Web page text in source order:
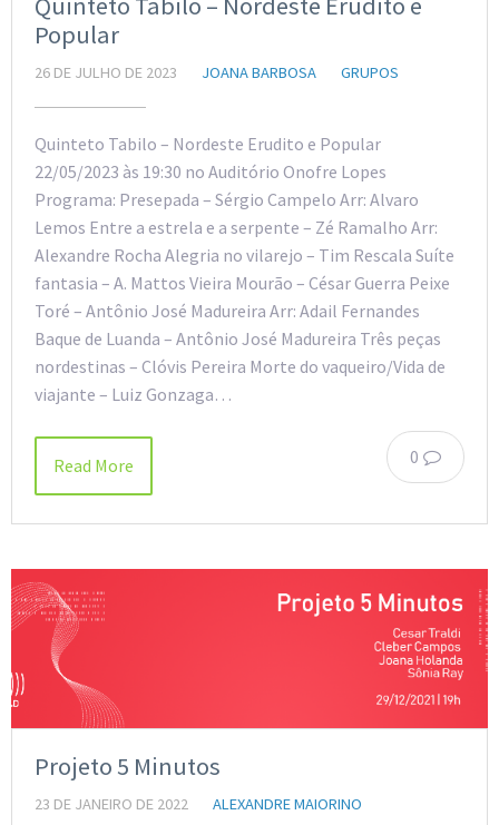
Popular
26 DE JULHO DE 2023 JOANA BARBOSA GRUPOS
Quinteto Tabilo – Nordeste Erudito e Popular
22/05/2023 às 19:30 no Auditório Onofre Lopes
Programa: Presepada – Sérgio Campelo Arr: Alvaro
Lemos Entre a estrela e a serpente – Zé Ramalho Arr:
Alexandre Rocha Alegria no vilarejo – Tim Rescala Suíte
fantasia – A. Mattos Vieira Mourão – César Guerra Peixe
Toré – Antônio José Madureira Arr: Adail Fernandes
Baque de Luanda – Antônio José Madureira Três peças
nordestinas – Clóvis Pereira Morte do vaqueiro/Vida de
viajante – Luiz Gonzaga…
0
Read More
Projeto 5 Minutos
23 DE JANEIRO DE 2022
ALEXANDRE MAIORINO